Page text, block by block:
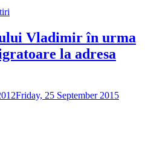
Vladimir în urma
la adresa
Friday, 25 September 2015